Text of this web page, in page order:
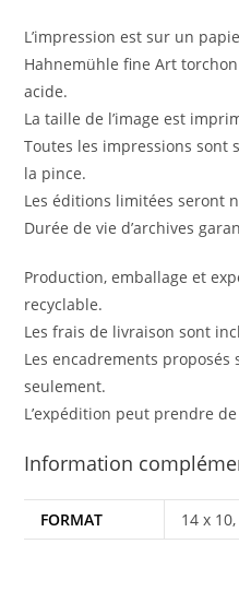
L’impression est sur un
Hahnemühle fine Art
La taille de l’image est
Toutes les impressions sont
la pince.
Les éditions limitées seront
Durée de vie d’archives
Production, emballage et
recyclable.
Les frais de livraison sont
Les encadrements
seulement.
L’expédition peut prendre
Information
FORMAT 14 x